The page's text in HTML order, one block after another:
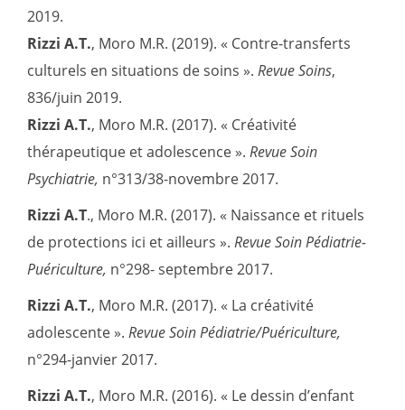
2019.
Rizzi A.T., Moro M.R. (2019). « Contre-transferts
culturels en situations de soins ». Revue Soins,
836/juin 2019.
Rizzi A.T., Moro M.R. (2017). « Créativité
thérapeutique et adolescence ». Revue Soin
Psychiatrie, n°313/38-novembre 2017.
Rizzi A.T., Moro M.R. (2017). « Naissance et rituels
de protections ici et ailleurs ». Revue Soin Pédiatrie-
Puériculture, n°298- septembre 2017.
Rizzi A.T., Moro M.R. (2017). « La créativité
adolescente ». Revue Soin Pédiatrie/Puériculture,
n°294-janvier 2017.
Rizzi A.T., Moro M.R. (2016). « Le dessin d’enfant